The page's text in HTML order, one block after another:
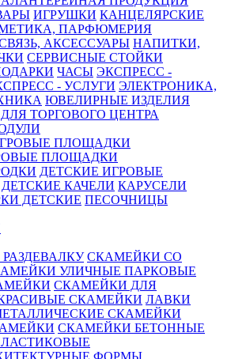
ИГРУШКИ КАНЦЕЛЯРСКИЕ
ПАРФЮМЕРИЯ
АКСЕССУАРЫ НАПИТКИ,
СЕРВИСНЫЕ СТОЙКИ
ЧАСЫ ЭКСПРЕСС -
- УСЛУГИ ЭЛЕКТРОНИКА,
ЮВЕЛИРНЫЕ ИЗДЕЛИЯ
ТОРГОВОГО ЦЕНТРА
ПЛОЩАДКИ
ДЕТСКИЕ ИГРОВЫЕ
ДЕТСКИЕ КАЧЕЛИ КАРУСЕЛИ
ДЕТСКИЕ ПЕСОЧНИЦЫ
СКАМЕЙКИ СО
УЛИЧНЫЕ ПАРКОВЫЕ
СКАМЕЙКИ ДЛЯ
СКАМЕЙКИ ЛАВКИ
СКАМЕЙКИ
СКАМЕЙКИ БЕТОННЫЕ